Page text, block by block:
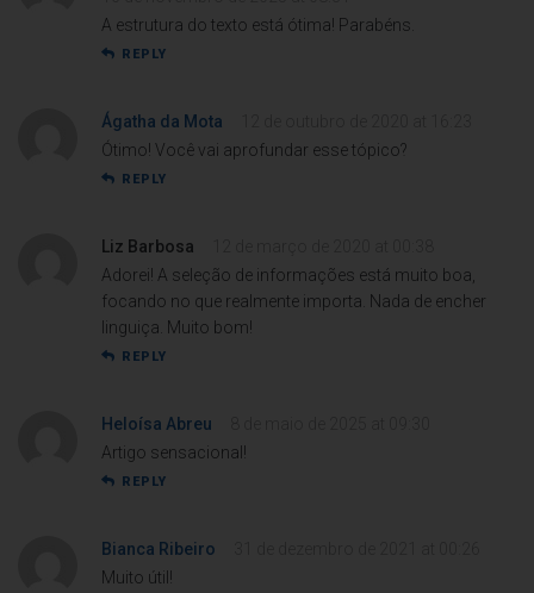
A estrutura do texto está ótima! Parabéns.
REPLY
Ágatha da Mota
Ótimo! Você vai aprofundar esse tópico?
REPLY
Liz Barbosa
Adorei! A seleção de informações está muito boa,
focando no que realmente importa. Nada de encher
linguiça. Muito bom!
REPLY
Heloísa Abreu
Artigo sensacional!
REPLY
Bianca Ribeiro
Muito útil!